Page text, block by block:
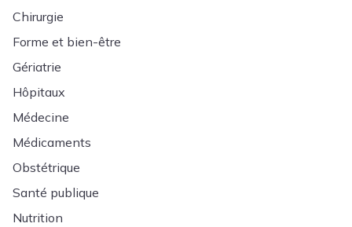
Chirurgie
Forme et bien-être
Gériatrie
Hôpitaux
Médecine
Médicaments
Obstétrique
Santé publique
Nutrition